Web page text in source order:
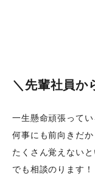
＼先輩社員か
一生懸命頑張ってい
何事にも前向きだか
たくさん覚えない
でも相談のります！